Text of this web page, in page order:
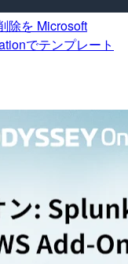
除を Microsoft
でテンプレート